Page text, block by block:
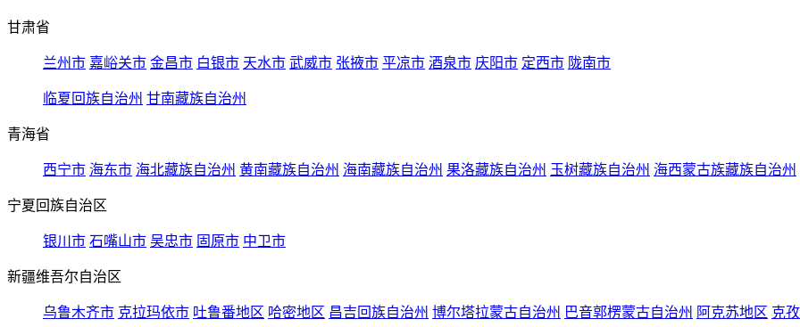
甘肃省
兰州市 嘉峪关市 金昌市 白银市 天水市 武威市 张掖市 平凉市 酒泉市 庆阳市 定西市 陇南市
临夏回族自治州 甘南藏族自治州
青海省
西宁市 海东市 海北藏族自治州 黄南藏族自治州 海南藏族自治州 果洛藏族自治州 玉树藏族自治州 海西蒙古族藏族自治州
宁夏回族自治区
银川市 石嘴山市 吴忠市 固原市 中卫市
新疆维吾尔自治区
乌鲁木齐市 克拉玛依市 吐鲁番地区 哈密地区 昌吉回族自治州 博尔塔拉蒙古自治州 巴音郭楞蒙古自治州 阿克苏地区 克